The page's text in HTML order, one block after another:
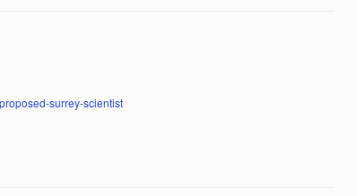
surrey-scientist